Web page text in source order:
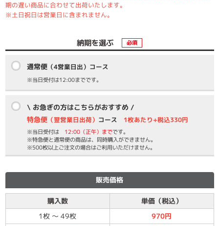
期の遅い商品に合わせて出荷いたします。
※土日祝日は営業日に含まれません。
納期を選ぶ 必須
通常便 （4営業日出）コース
※当日受付は12:00までです。
\ お急ぎの方はこちらがおすすめ /
特急便 （翌営業日出荷） コース 1枚あたり+税込330円
※当日受付は 12:00（正午）までです。
※特急便と通常便の商品は、同時購入ができません。
※500枚以上ご注文の場合はご利用いただけません。
販売価格
購入数
単価（税込）
1枚 ～ 49枚
970円